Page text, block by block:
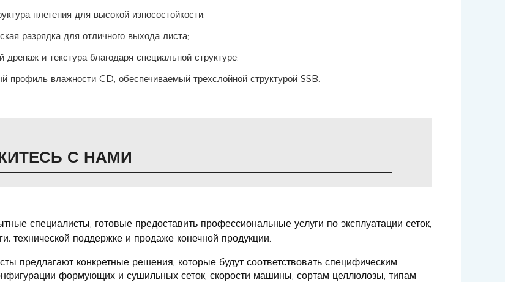
плетения для высокой износостойкости;
разрядка для отличного выхода листа;
дренаж и текстура благодаря специальной структуре;
профиль влажности CD, обеспечиваемый трехслойной структурой SSB.
С НАМИ
специалисты, готовые предоставить профессиональные услуги по эксплуатации сеток,
технической поддержке и продаже конечной продукции.
предлагают конкретные решения, которые будут соответствовать специфическим
формующих и сушильных сеток, скорости машины, сортам целлюлозы, типам